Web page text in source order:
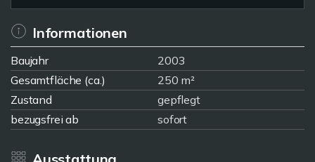
Informationen
Baujahr
2003
Gesamtfläche (ca.)
250 m²
Zustand
gepflegt
bezugsfrei ab
sofort